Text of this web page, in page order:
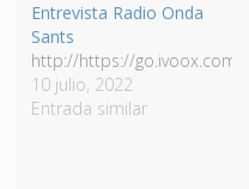
Entrevista Radio Onda
Sants
http://https://go.ivoox.com/
10 julio, 2022
Entrada similar